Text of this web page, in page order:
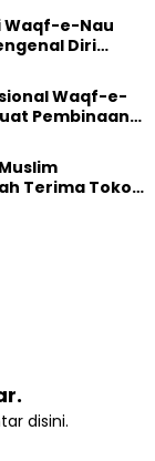
Waqf-e-Nau
Diri
Waqf-e-
Pembinaan
Terima Tokoh
disini.